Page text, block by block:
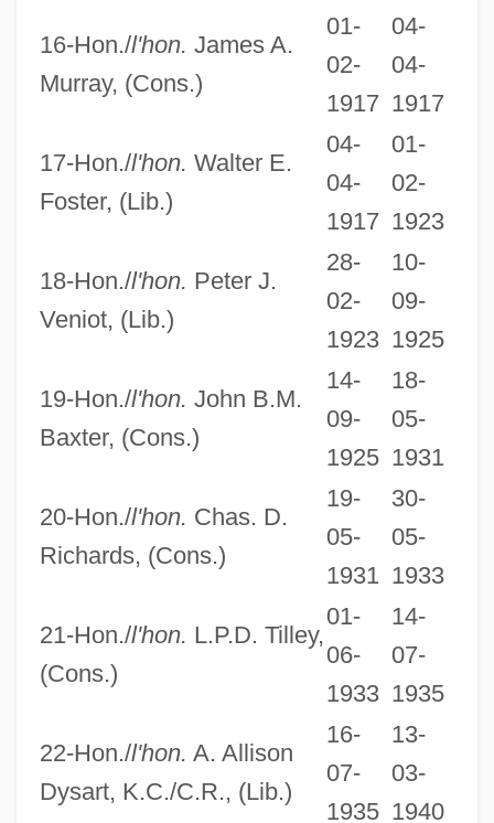
16-Hon./l'hon. James A.
Murray, (Cons.)
01-
02-
1917
04-
04-
1917
17-Hon./l'hon. Walter E.
Foster, (Lib.)
04-
04-
1917
01-
02-
1923
18-Hon./l'hon. Peter J.
Veniot, (Lib.)
28-
02-
1923
10-
09-
1925
19-Hon./l'hon. John B.M.
Baxter, (Cons.)
14-
09-
1925
18-
05-
1931
20-Hon./l'hon. Chas. D.
Richards, (Cons.)
19-
05-
1931
30-
05-
1933
21-Hon./l'hon. L.P.D. Tilley,
(Cons.)
01-
06-
1933
14-
07-
1935
22-Hon./l'hon. A. Allison
Dysart, K.C./C.R., (Lib.)
16-
07-
1935
13-
03-
1940